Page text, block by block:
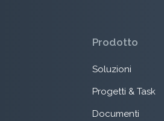
Prodotto
Soluzioni
Progetti & Task
Documenti